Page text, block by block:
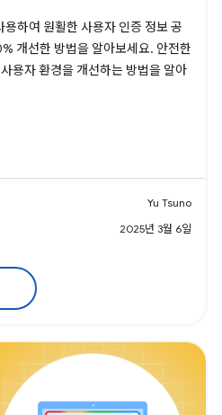
하여 원활한 사용자 인증 정보 공
개선한 방법을 알아보세요. 안전한
용자 환경을 개선하는 방법을 알아
Yu Tsuno
2025년 3월 6일